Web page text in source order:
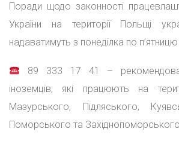
Поради щодо законності
України на території Польщі
надаватимуть з понеділка по
89 333 17 41 –
іноземців, які працюють на
Мазурського, Підляського,
Поморського та